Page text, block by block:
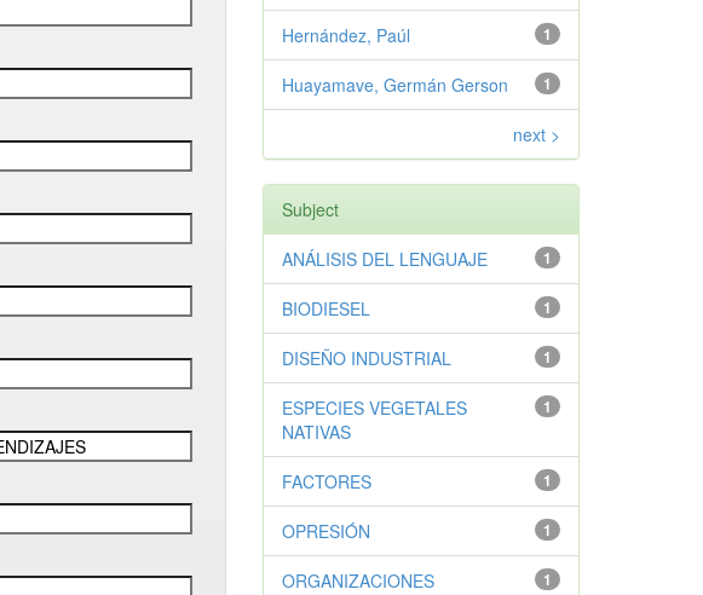
1
Hernández, Paúl
1
Huayamave, Germán Gerson
next >
Subject
1
ANÁLISIS DEL LENGUAJE
1
BIODIESEL
1
DISEÑO INDUSTRIAL
1
ESPECIES VEGETALES
NATIVAS
1
FACTORES
1
OPRESIÓN
1
ORGANIZACIONES